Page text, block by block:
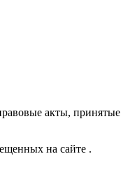
акты, принятые
на сайте .